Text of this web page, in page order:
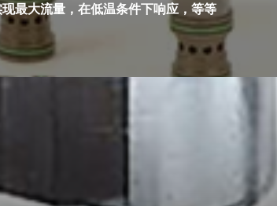
最大流量，在低温条件下响应，等等